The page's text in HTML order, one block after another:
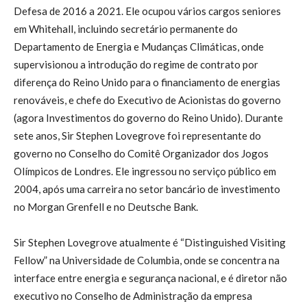
Defesa de 2016 a 2021. Ele ocupou vários cargos seniores
em Whitehall, incluindo secretário permanente do
Departamento de Energia e Mudanças Climáticas, onde
supervisionou a introdução do regime de contrato por
diferença do Reino Unido para o financiamento de energias
renováveis, e chefe do Executivo de Acionistas do governo
(agora Investimentos do governo do Reino Unido). Durante
sete anos, Sir Stephen Lovegrove foi representante do
governo no Conselho do Comitê Organizador dos Jogos
Olímpicos de Londres. Ele ingressou no serviço público em
2004, após uma carreira no setor bancário de investimento
no Morgan Grenfell e no Deutsche Bank.
Sir Stephen Lovegrove atualmente é “Distinguished Visiting
Fellow” na Universidade de Columbia, onde se concentra na
interface entre energia e segurança nacional, e é diretor não
executivo no Conselho de Administração da empresa